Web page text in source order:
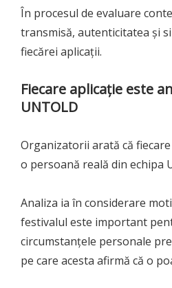
În procesul de evaluare
transmisă, autenticitatea și
fiecărei aplicații.
Fiecare aplicație este
UNTOLD
Organizatorii arată că
o persoană reală din echipa
Analiza ia în considerare
festivalul este important
circumstanțele personale
pe care acesta afirmă că o